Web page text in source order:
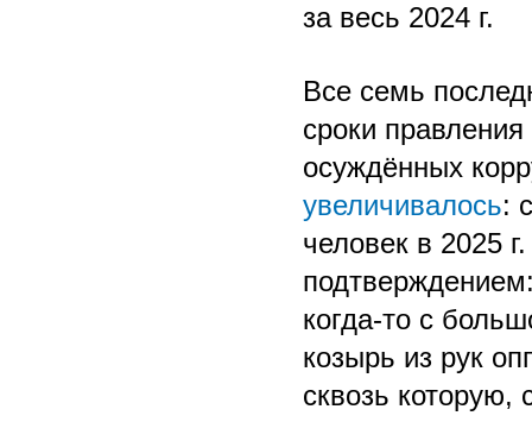
за весь 2024 г.
Все семь
сроки
осуждённых
увеличивалось:
человек в 2025
когда-то с
козырь из рук
сквозь которую,